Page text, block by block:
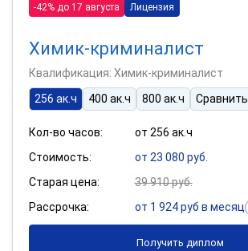
-42% до 17 августа Лицензия
Химик-криминалист
Квалификация: Химик-криминалист
256 ак.ч
400 ак.ч 800 ак.ч Сравнить
Кол-во часов:
от 256 ак.ч
Стоимость:
от 23 080 руб.
Старая цена:
39 910 руб.
Рассрочка:
от 1 924 руб в месяц
Получить диплом